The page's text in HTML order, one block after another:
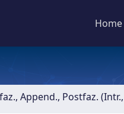
Home
Append., Postfaz.